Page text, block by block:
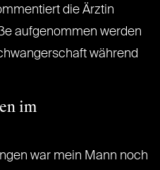
die Ärztin
aufgenommen werden
während
im
war mein Mann noch